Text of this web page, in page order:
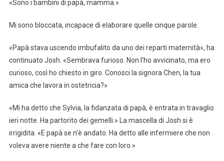
«Sono i bambini di papà, mamma.»
Mi sono bloccata, incapace di elaborare quelle cinque parole.
«Papà stava uscendo imbufalito da uno dei reparti maternità», ha
continuato Josh. «Sembrava furioso. Non l’ho avvicinato, ma ero
curioso, così ho chiesto in giro. Conosci la signora Chen, la tua
amica che lavora in ostetricia?»
«Mi ha detto che Sylvia, la fidanzata di papà, è entrata in travaglio
ieri notte. Ha partorito dei gemelli.» La mascella di Josh si è
irrigidita. «E papà se n’è andato. Ha detto alle infermiere che non
voleva avere niente a che fare con loro.»